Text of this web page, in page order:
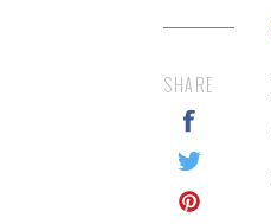
SHARE